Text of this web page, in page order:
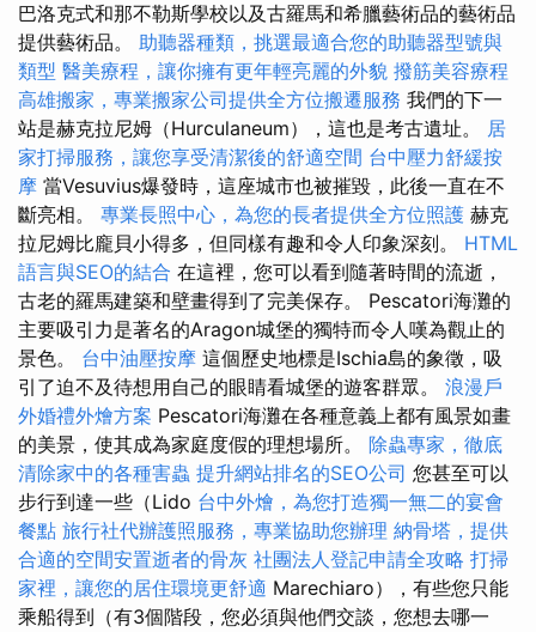
巴洛克式和那不勒斯學校以及古羅馬和希臘藝術品的藝術品
提供藝術品。 助聽器種類，挑選最適合您的助聽器型號與
類型 醫美療程，讓你擁有更年輕亮麗的外貌 撥筋美容療程
高雄搬家，專業搬家公司提供全方位搬遷服務 我們的下一
站是赫克拉尼姆（Hurculaneum），這也是考古遺址。 居
家打掃服務，讓您享受清潔後的舒適空間 台中壓力舒緩按
摩 當Vesuvius爆發時，這座城市也被摧毀，此後一直在不
斷亮相。 專業長照中心，為您的長者提供全方位照護 赫克
拉尼姆比龐貝小得多，但同樣有趣和令人印象深刻。 HTML
語言與SEO的結合 在這裡，您可以看到隨著時間的流逝，
古老的羅馬建築和壁畫得到了完美保存。 Pescatori海灘的
主要吸引力是著名的Aragon城堡的獨特而令人嘆為觀止的
景色。 台中油壓按摩 這個歷史地標是Ischia島的象徵，吸
引了迫不及待想用自己的眼睛看城堡的遊客群眾。 浪漫戶
外婚禮外燴方案 Pescatori海灘在各種意義上都有風景如畫
的美景，使其成為家庭度假的理想場所。 除蟲專家，徹底
清除家中的各種害蟲 提升網站排名的SEO公司 您甚至可以
步行到達一些（Lido 台中外燴，為您打造獨一無二的宴會
餐點 旅行社代辦護照服務，專業協助您辦理 納骨塔，提供
合適的空間安置逝者的骨灰 社團法人登記申請全攻略 打掃
家裡，讓您的居住環境更舒適 Marechiaro），有些您只能
乘船得到（有3個階段，您必須與他們交談，您想去哪一